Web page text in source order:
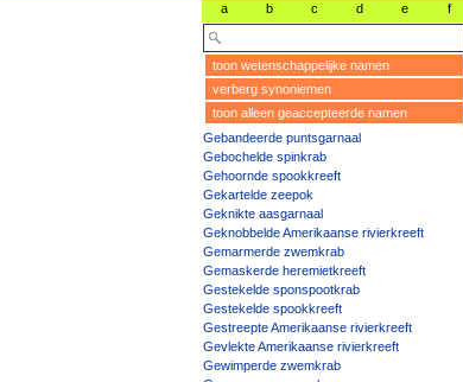
a b c d e f
toon wetenschappelijke namen
verberg synoniemen
toon alleen geaccepteerde namen
Gebandeerde puntsgarnaal
Gebochelde spinkrab
Gehoornde spookkreeft
Gekartelde zeepok
Geknikte aasgarnaal
Geknobbelde Amerikaanse rivierkreeft
Gemarmerde zwemkrab
Gemaskerde heremietkreeft
Gestekelde sponspootkrab
Gestekelde spookkreeft
Gestreepte Amerikaanse rivierkreeft
Gevlekte Amerikaanse rivierkreeft
Gewimperde zwemkrab